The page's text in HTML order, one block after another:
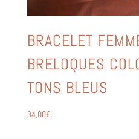
BRACELET
BRELOQUES
TONS BLEUS
34,00€